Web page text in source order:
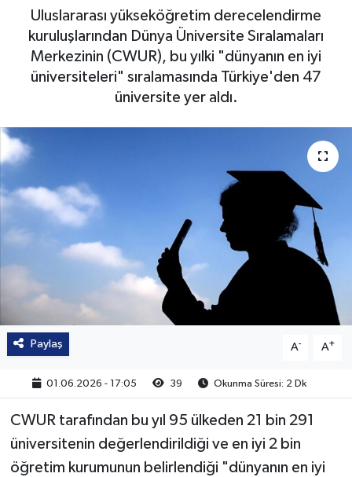
Uluslararası yükseköğretim derecelendirme
kuruluşlarından Dünya Üniversite Sıralamaları
Merkezinin (CWUR), bu yılki "dünyanın en iyi
üniversiteleri" sıralamasında Türkiye'den 47
üniversite yer aldı.
Paylaş A- A+
01.06.2026 - 17:05 39 Okunma Süresi: 2 Dk
CWUR tarafından bu yıl 95 ülkeden 21 bin 291
üniversitenin değerlendirildiği ve en iyi 2 bin
öğretim kurumunun belirlendiği "dünyanın en iyi